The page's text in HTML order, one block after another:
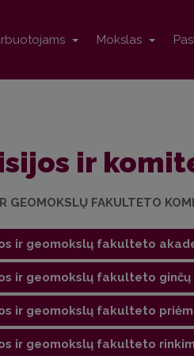
Mokslas
ir
GEOMOKSLŲ FAKULTETO
ir geomokslų fakulteto
Prof. dr. Jonas Volungevičius,
Gadeikienė;
ir geomokslų fakulteto ginčų
Doc. dr. Rolandas Tučas, el. p.
ir geomokslų fakulteto
ir geomokslų fakulteto